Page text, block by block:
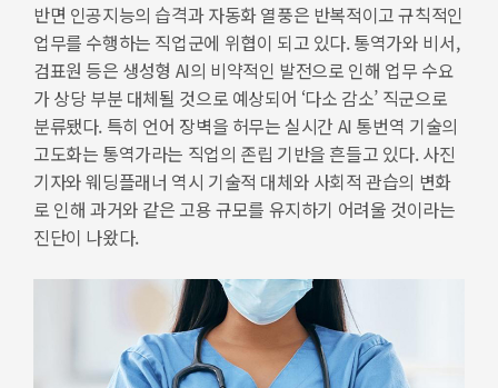
반면 인공지능의 습격과 자동화 열풍은 반복적이고 규칙적인
업무를 수행하는 직업군에 위협이 되고 있다. 통역가와 비서,
검표원 등은 생성형 AI의 비약적인 발전으로 인해 업무 수요
가 상당 부분 대체될 것으로 예상되어 ‘다소 감소’ 직군으로
분류됐다. 특히 언어 장벽을 허무는 실시간 AI 통번역 기술의
고도화는 통역가라는 직업의 존립 기반을 흔들고 있다. 사진
기자와 웨딩플래너 역시 기술적 대체와 사회적 관습의 변화
로 인해 과거와 같은 고용 규모를 유지하기 어려울 것이라는
진단이 나왔다.